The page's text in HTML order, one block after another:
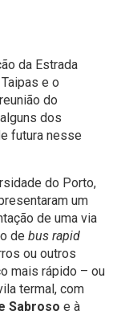
da Estrada
e o
do
dos
futura nesse
do Porto,
um
de uma via
de bus rapid
ou outros
mais rápido – ou
termal, com
Sabroso e à